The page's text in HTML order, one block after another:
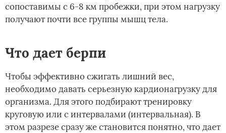
сопоставимы с 6-8 км пробежки, при этом нагрузку
получают почти все группы мышц тела.
Что дает берпи
Чтобы эффективно сжигать лишний вес,
необходимо давать серьезную кардионагрузку для
организма. Для этого подбирают тренировку
круговую или с интервалами (интервальная). В
этом разрезе сразу же становится понятно, что дает